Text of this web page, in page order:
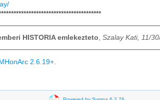
HISTORIA emlekezteto, Szalay Kati, 11/
MHonArc 2.6.19+.